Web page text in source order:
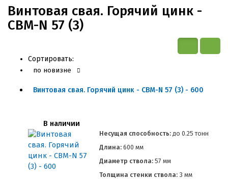
Винтовая свая. Горячий цинк -
СВМ-N 57 (3)
Сортировать:
по новизне
Винтовая свая. Горячий цинк - СВМ-N 57 (3) - 600
В наличии
Несущая способность: до 0.25 тонн
Длина:600 мм
Диаметр ствола:57 мм
Толщина стенки ствола:3 мм